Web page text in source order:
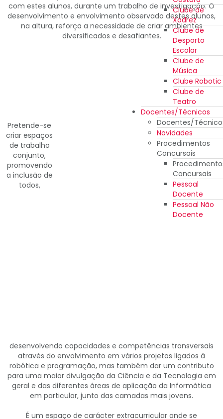
Clube de
Xadrez
Clube de
Desporto
Escolar
Clube de
Música
Clube Robotic
Clube de
Teatro
Docentes/Técnicos
Docentes/
Novidades
Procedimentos
Concursais
Concursais
Pessoal
Docente
Pessoal Não
Docente
com estes alunos, durante um trabalho de investigação. O
desenvolvimento e envolvimento observado destes alunos,
na altura, reforça a necessidade de criar ambientes
diversificados e desafiantes.
Pretende-se
criar espaços
de trabalho
conjunto,
promovendo
a inclusão de
todos,
desenvolvendo capacidades e competências transversais
através do envolvimento em vários projetos ligados à
robótica e programação, mas também dar um contributo
para uma maior divulgação da Ciência e da Tecnologia em
geral e das diferentes áreas de aplicação da Informática
em particular, junto das camadas mais jovens.
É um espaço de carácter extracurricular onde se